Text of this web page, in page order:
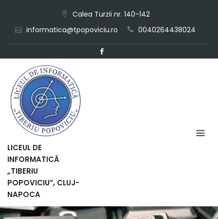
content
Calea Turzii nr. 140-142
informatica@tpopoviciu.ro
0040264438024
LICEUL DE
INFORMATICĂ
„TIBERIU
POPOVICIU”, CLUJ-
NAPOCA